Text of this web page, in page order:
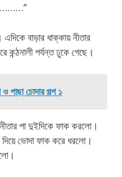
বাড়ার ধাক্কায় নীতার
কন্ঠনালী পর্যন্ত ঢুকে গেছে।
চোদার গল্প ১
পা দুইদিকে ফাক করলো।
ভোদা ফাক করে ধরলো।